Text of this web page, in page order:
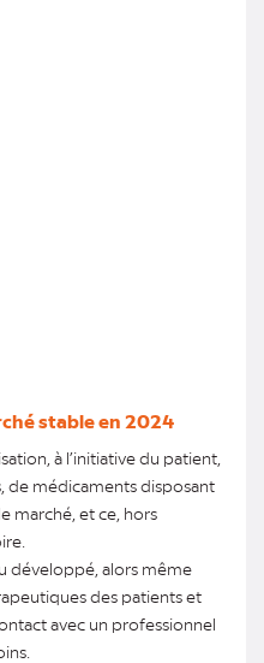
stable en 2024
à l’initiative du patient,
de médicaments disposant
marché, et ce, hors
développé, alors même
des patients et
avec un professionnel